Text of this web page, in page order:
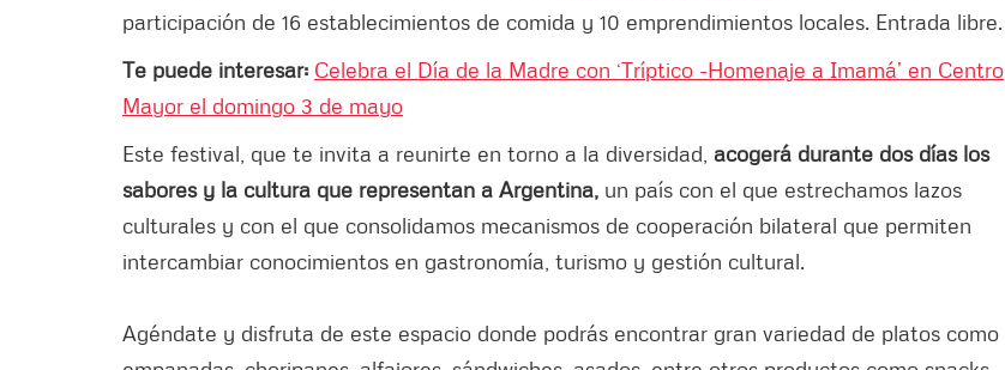
participación de 16 establecimientos de comida y 10 emprendimientos locales. Entrada libre.
Te puede interesar: Celebra el Día de la Madre con ‘Tríptico -Homenaje a Imamá’ en Centro
Mayor el domingo 3 de mayo
Este festival, que te invita a reunirte en torno a la diversidad, acogerá durante dos días los
sabores y la cultura que representan a Argentina, un país con el que estrechamos lazos
culturales y con el que consolidamos mecanismos de cooperación bilateral que permiten
intercambiar conocimientos en gastronomía, turismo y gestión cultural.
Agéndate y disfruta de este espacio donde podrás encontrar gran variedad de platos como